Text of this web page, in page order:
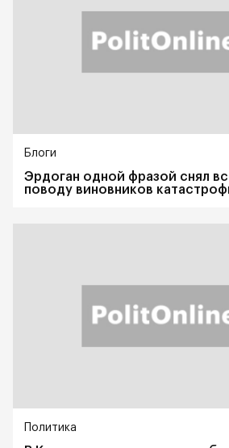
Блоги
Эрдоган одной фразой снял
поводу виновников
Политика